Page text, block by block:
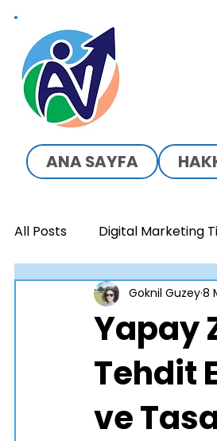
ANA SAYFA
All Posts Digital Marketing
Marka Gelisimi Is
Yapay
Tehdit
ve
Goknil Guzey8